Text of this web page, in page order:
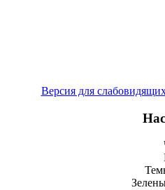
Версия для